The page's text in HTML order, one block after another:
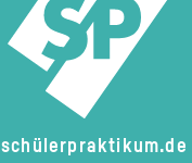
schülerpraktikum.de